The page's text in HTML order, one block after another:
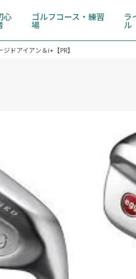
心 ゴルフコース・練習
場
ラ
ル
ドアイアン＆i+【PR】